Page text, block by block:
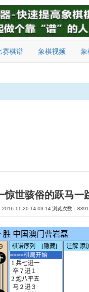
赛棋谱 象棋视频 象
惊世骇俗的跃马一
2016-11-20 14:03:14 浏览次数：8391